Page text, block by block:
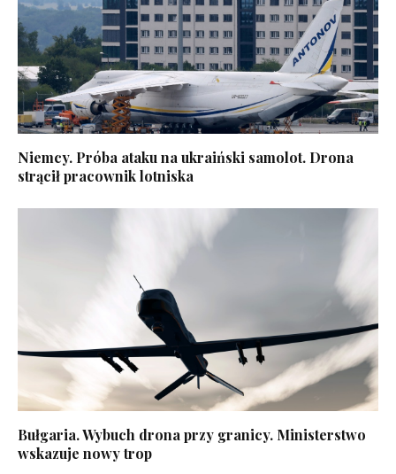
Niemcy. Próba ataku na ukraiński samolot. Drona
strącił pracownik lotniska
Bułgaria. Wybuch drona przy granicy. Ministerstwo
wskazuje nowy trop